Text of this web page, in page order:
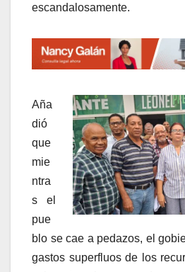
escandalosamente.
Aña
dió
que
mie
ntra
s el
pue
blo se cae a pedazos, el
gastos superfluos de los